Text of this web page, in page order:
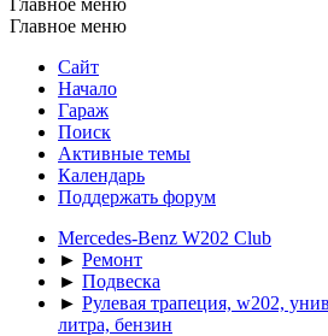
Главное меню
Главное меню
Сайт
Начало
Гараж
Поиск
Активные темы
Календарь
Поддержать форум
Mercedes-Benz W202 Club
► Ремонт
► Подвеска
► Рулевая трапеция, w202,
литра, бензин